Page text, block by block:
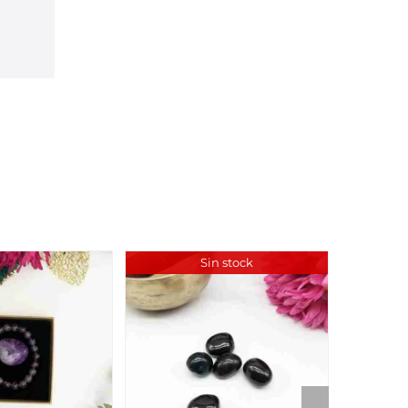
Sin stock